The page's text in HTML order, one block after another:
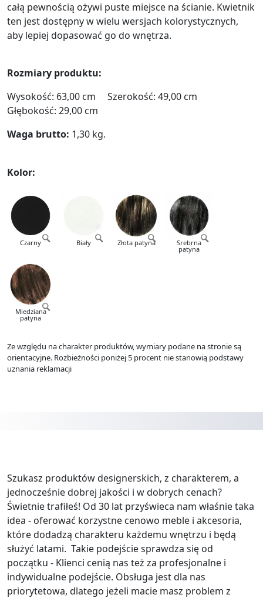
całą pewnością ożywi puste miejsce na ścianie. Kwietnik
ten jest dostępny w wielu wersjach kolorystycznych,
aby lepiej dopasować go do wnętrza.
Rozmiary produktu:
Wysokość: 63,00 cm Szerokość: 49,00 cm
Głębokość: 29,00 cm
Waga brutto: 1,30 kg.
Kolor:
Czarny Biały Złota patyna Srebrna
patyna
Miedziana
patyna
Ze względu na charakter produktów, wymiary podane na stronie są
orientacyjne. Rozbieżności poniżej 5 procent nie stanowią podstawy
uznania reklamacji
Szukasz produktów designerskich, z charakterem, a
jednocześnie dobrej jakości i w dobrych cenach?
Świetnie trafiłeś! Od 30 lat przyświeca nam właśnie taka
idea - oferować korzystne cenowo meble i akcesoria,
które dodadzą charakteru każdemu wnętrzu i będą
służyć latami. Takie podejście sprawdza się od
początku - Klienci cenią nas też za profesjonalne i
indywidualne podejście. Obsługa jest dla nas
priorytetowa, dlatego jeżeli macie masz problem z